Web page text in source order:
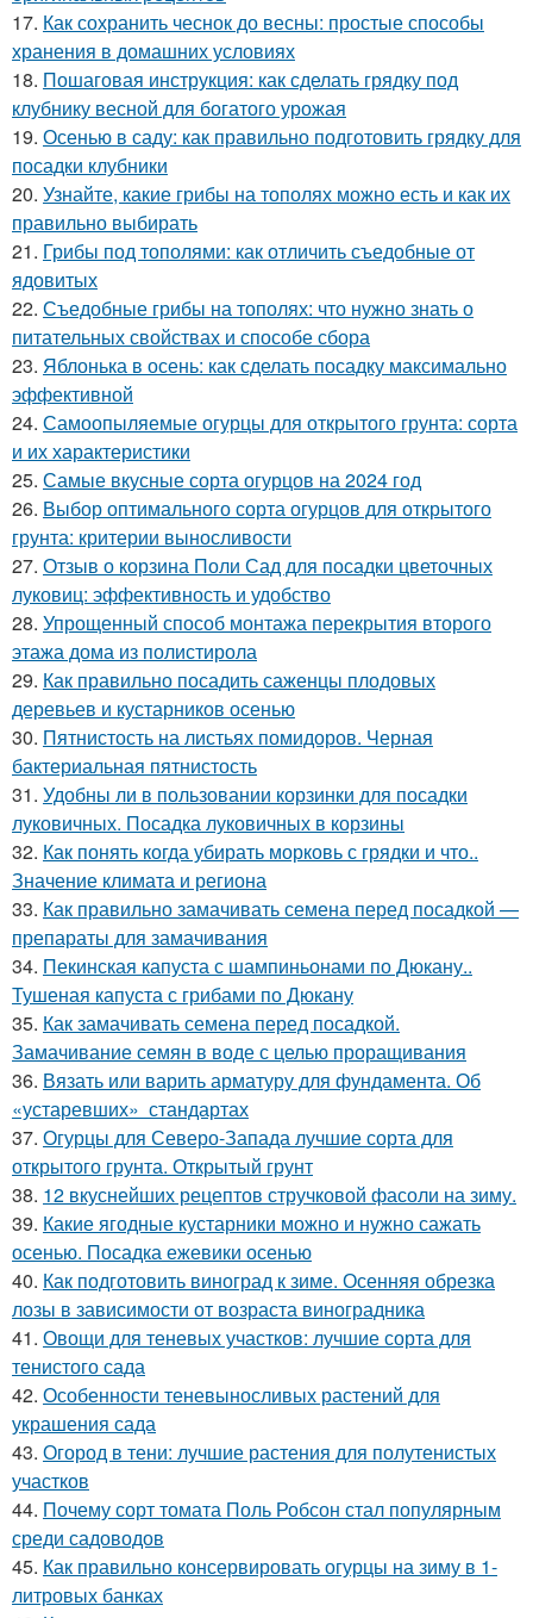
17. Как сохранить чеснок до весны: простые способы
хранения в домашних условиях
18. Пошаговая инструкция: как сделать грядку под
клубнику весной для богатого урожая
19. Осенью в саду: как правильно подготовить грядку для
посадки клубники
20. Узнайте, какие грибы на тополях можно есть и как их
правильно выбирать
21. Грибы под тополями: как отличить съедобные от
ядовитых
22. Съедобные грибы на тополях: что нужно знать о
питательных свойствах и способе сбора
23. Яблонька в осень: как сделать посадку максимально
эффективной
24. Самоопыляемые огурцы для открытого грунта: сорта
и их характеристики
25. Самые вкусные сорта огурцов на 2024 год
26. Выбор оптимального сорта огурцов для открытого
грунта: критерии выносливости
27. Отзыв о корзина Поли Сад для посадки цветочных
луковиц: эффективность и удобство
28. Упрощенный способ монтажа перекрытия второго
этажа дома из полистирола
29. Как правильно посадить саженцы плодовых
деревьев и кустарников осенью
30. Пятнистость на листьях помидоров. Черная
бактериальная пятнистость
31. Удобны ли в пользовании корзинки для посадки
луковичных. Посадка луковичных в корзины
32. Как понять когда убирать морковь с грядки и что..
Значение климата и региона
33. Как правильно замачивать семена перед посадкой —
препараты для замачивания
34. Пекинская капуста с шампиньонами по Дюкану..
Тушеная капуста с грибами по Дюкану
35. Как замачивать семена перед посадкой.
Замачивание семян в воде с целью проращивания
36. Вязать или варить арматуру для фундамента. Об
«устаревших» стандартах
37. Огурцы для Северо-Запада лучшие сорта для
открытого грунта. Открытый грунт
38. 12 вкуснейших рецептов стручковой фасоли на зиму.
39. Какие ягодные кустарники можно и нужно сажать
осенью. Посадка ежевики осенью
40. Как подготовить виноград к зиме. Осенняя обрезка
лозы в зависимости от возраста виноградника
41. Овощи для теневых участков: лучшие сорта для
тенистого сада
42. Особенности теневыносливых растений для
украшения сада
43. Огород в тени: лучшие растения для полутенистых
участков
44. Почему сорт томата Поль Робсон стал популярным
среди садоводов
45. Как правильно консервировать огурцы на зиму в 1-
литровых банках